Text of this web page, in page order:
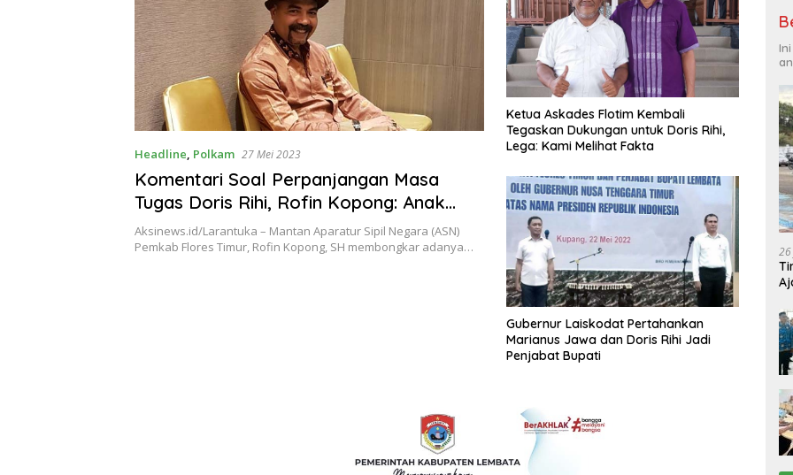
Headline, Polkam 27 Mei 2023
Komentari Soal Perpanjangan Masa
Tugas Doris Rihi, Rofin Kopong: Anak
Sabu Itu Bikin Orang ‘Gangguan Jiwa’
Aksinews.id/Larantuka – Mantan Aparatur Sipil Negara (ASN)
Pemkab Flores Timur, Rofin Kopong, SH membongkar adanya…
Ketua Askades Flotim Kembali
Tegaskan Dukungan untuk Doris Rihi,
Lega: Kami Melihat Fakta
Gubernur Laiskodat Pertahankan
Marianus Jawa dan Doris Rihi Jadi
Penjabat Bupati